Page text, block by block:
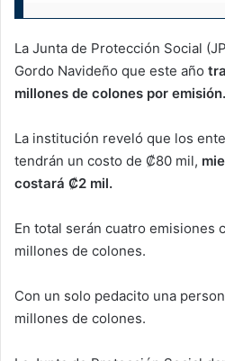
La Junta de Protección Social
Gordo Navideño que este año
millones de colones por emisión.
La institución reveló que los
tendrán un costo de ₡80 mil,
costará ₡2 mil.
En total serán cuatro emisiones
millones de colones.
Con un solo pedacito una
millones de colones.